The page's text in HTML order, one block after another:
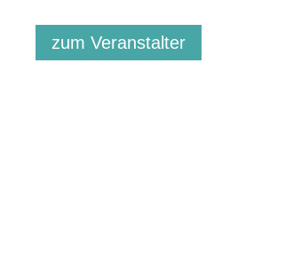
zum Veranstalter